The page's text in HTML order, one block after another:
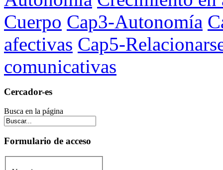
Cuerpo Cap3-Autonomía
afectivas Cap5-
comunicativas
Cercador-es
Busca en la página
Formulario de acceso